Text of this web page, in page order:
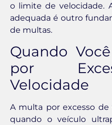
o limite de velocidade.
adequada é outro
de multas.
Quando
por
Velocidade
A multa por excesso de
quando o veículo